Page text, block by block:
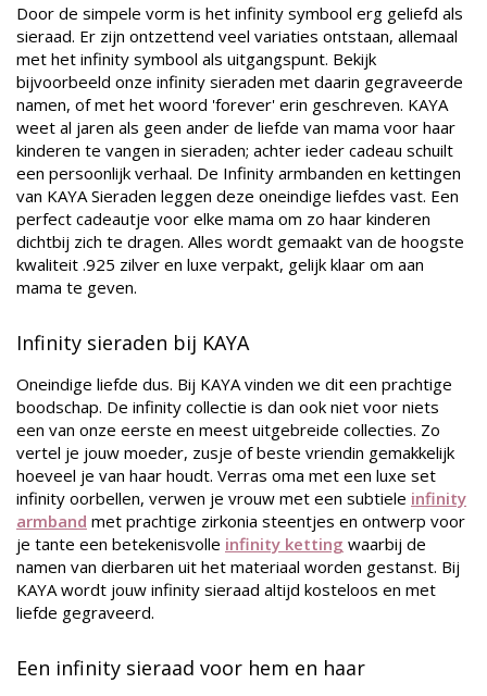
Door de simpele vorm is het infinity symbool erg geliefd als
sieraad. Er zijn ontzettend veel variaties ontstaan, allemaal
met het infinity symbool als uitgangspunt. Bekijk
bijvoorbeeld onze infinity sieraden met daarin gegraveerde
namen, of met het woord 'forever' erin geschreven. KAYA
weet al jaren als geen ander de liefde van mama voor haar
kinderen te vangen in sieraden; achter ieder cadeau schuilt
een persoonlijk verhaal. De Infinity armbanden en kettingen
van KAYA Sieraden leggen deze oneindige liefdes vast. Een
perfect cadeautje voor elke mama om zo haar kinderen
dichtbij zich te dragen. Alles wordt gemaakt van de hoogste
kwaliteit .925 zilver en luxe verpakt, gelijk klaar om aan
mama te geven.
Infinity sieraden bij KAYA
Oneindige liefde dus. Bij KAYA vinden we dit een prachtige
boodschap. De infinity collectie is dan ook niet voor niets
een van onze eerste en meest uitgebreide collecties. Zo
vertel je jouw moeder, zusje of beste vriendin gemakkelijk
hoeveel je van haar houdt. Verras oma met een luxe set
infinity oorbellen, verwen je vrouw met een subtiele infinity
armband met prachtige zirkonia steentjes en ontwerp voor
je tante een betekenisvolle infinity ketting waarbij de
namen van dierbaren uit het materiaal worden gestanst. Bij
KAYA wordt jouw infinity sieraad altijd kosteloos en met
liefde gegraveerd.
Een infinity sieraad voor hem en haar